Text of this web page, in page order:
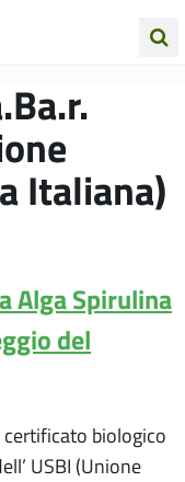
Italiana)
Alga Spirulina
del
certificato biologico
USBI (Unione